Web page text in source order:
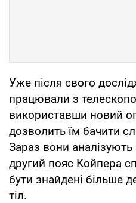
Уже після свого
працювали з
використавши новий
дозволить їм бачити
Зараз вони аналізують
другий пояс Койпера
бути знайдені більше
тіл.